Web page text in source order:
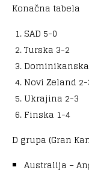
Konačna tabela
SAD 5-0
Turska 3-2
Novi Zeland
Ukrajina 2-3
Finska 1-4
D grupa (Gran
Australija –